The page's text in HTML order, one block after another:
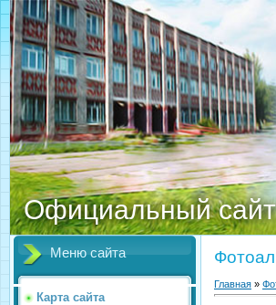
Официальный
Меню сайта
Карта сайта
Главная »